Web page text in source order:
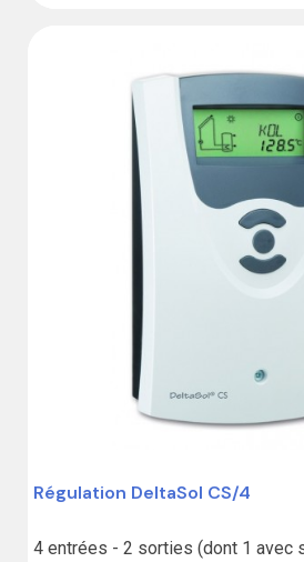
Régulation DeltaSol CS/4
4 entrées - 2 sorties (dont 1 avec